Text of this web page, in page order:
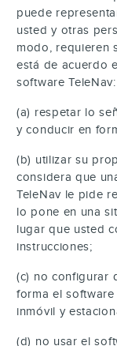
puede
usted y otras
modo, requieren
está de acuerdo
software TeleNav:
(a) respetar lo
y conducir en
(b) utilizar su
considera que
TeleNav le pide
lo pone en una
lugar que usted
instrucciones;
(c) no configurar
forma el software
inmóvil y
(d) no usar el